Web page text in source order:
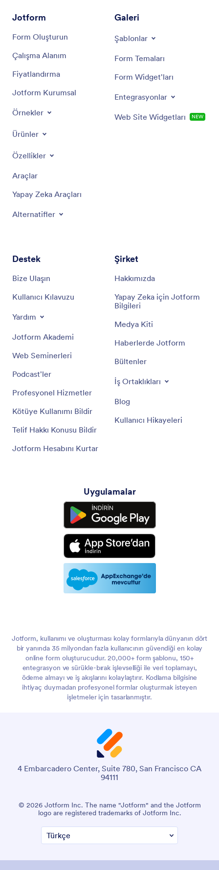
Jotform
Form Oluşturun
Çalışma Alanım
Fiyatlandırma
Jotform Kurumsal
Örnekler
Ürünler
Özellikler
Araçlar
Yapay Zeka Araçları
Alternatifler
Galeri
Şablonlar
Form Temaları
Form Widget'ları
Entegrasyonlar
Web Site Widgetları NEW
Destek
Bize Ulaşın
Kullanıcı Kılavuzu
Yardım
Jotform Akademi
Web Seminerleri
Podcast'ler
Profesyonel Hizmetler
Kötüye Kullanımı Bildir
Telif Hakkı Konusu Bildir
Jotform Hesabını Kurtar
Şirket
Hakkımızda
Yapay Zeka için Jotform
Bilgileri
Medya Kiti
Haberlerde Jotform
Bültenler
İş Ortaklıkları
Blog
Kullanıcı Hikayeleri
Uygulamalar
Jotform, kullanımı ve oluşturması kolay formlarıyla dünyanın dört
bir yanında 35 milyondan fazla kullanıcının güvendiği en kolay
online form oluşturucudur. 20,000+ form şablonu, 150+
entegrasyon ve sürükle-bırak işlevselliği ile veri toplamayı,
ödeme almayı ve iş akışlarını kolaylaştırır. Kodlama bilgisine
ihtiyaç duymadan profesyonel formlar oluşturmak isteyen
işletmeler için tasarlanmıştır.
4 Embarcadero Center, Suite 780, San Francisco CA
94111
© 2026 Jotform Inc. The name "Jotform" and the Jotform
logo are registered trademarks of Jotform Inc.